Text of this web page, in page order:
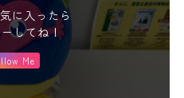
に入ったら
してね！
Me